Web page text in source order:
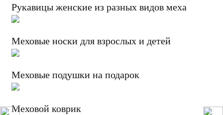
Рукавицы женские из разных видов меха
Меховые носки для взрослых и детей
Меховые подушки на подарок
Меховой коврик